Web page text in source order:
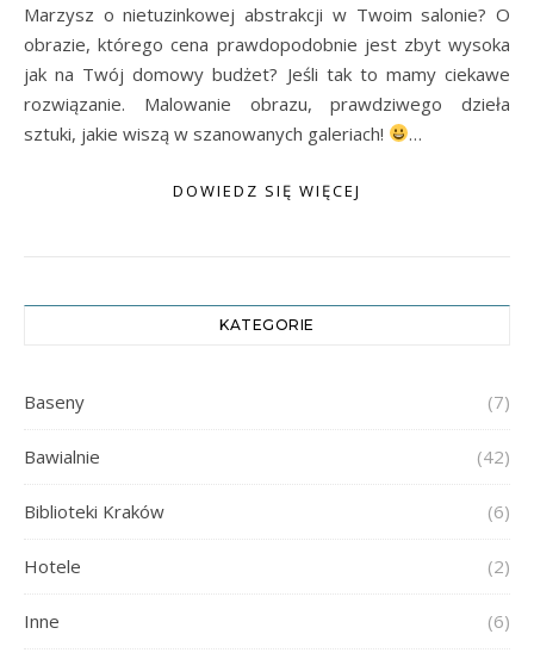
Marzysz o nietuzinkowej abstrakcji w Twoim salonie? O
obrazie, którego cena prawdopodobnie jest zbyt wysoka
jak na Twój domowy budżet? Jeśli tak to mamy ciekawe
rozwiązanie. Malowanie obrazu, prawdziwego dzieła
sztuki, jakie wiszą w szanowanych galeriach!
…
DOWIEDZ SIĘ WIĘCEJ
KATEGORIE
Baseny (7)
Bawialnie (42)
Biblioteki Kraków (6)
Hotele (2)
Inne (6)